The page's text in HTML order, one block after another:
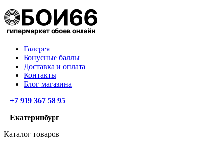
Галерея
Бонусные баллы
Доставка и оплата
Контакты
Блог магазина
+7 919 367 58 95
Екатеринбург
Каталог товаров